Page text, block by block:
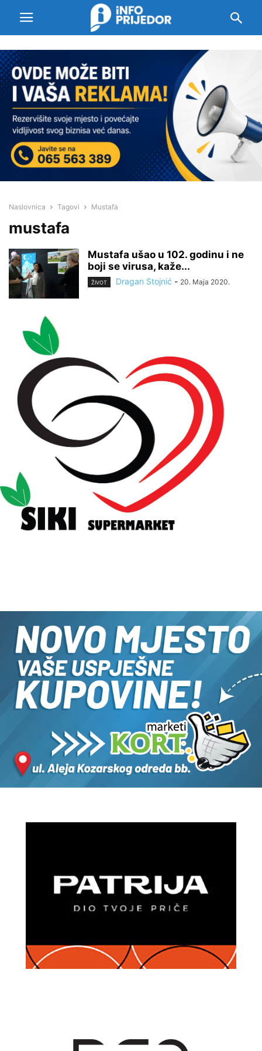
Naslovnica Tagovi Mustafa
mustafa
Mustafa ušao u 102. godinu i ne
boji se virusa, kaže...
ŽIVOT Dragan Stojnić - 20. Maja 2020.